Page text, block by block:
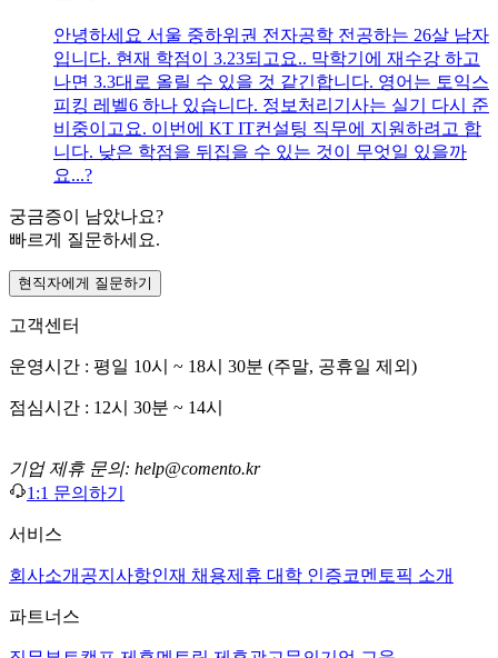
안녕하세요 서울 중하위권 전자공학 전공하는 26살 남자
입니다. 현재 학점이 3.23되고요.. 막학기에 재수강 하고
나면 3.3대로 올릴 수 있을 것 같긴합니다. 영어는 토익스
피킹 레벨6 하나 있습니다. 정보처리기사는 실기 다시 준
비중이고요. 이번에 KT IT컨설팅 직무에 지원하려고 합
니다. 낮은 학점을 뒤집을 수 있는 것이 무엇일 있을까
요...?
궁금증이 남았나요?
빠르게 질문하세요.
현직자에게 질문하기
고객센터
운영시간 : 평일 10시 ~ 18시 30분 (주말, 공휴일 제외)
점심시간 : 12시 30분 ~ 14시
기업 제휴 문의: help@comento.kr
1:1 문의하기
서비스
회사소개 공지사항인재 채용제휴 대학 인증코멘토픽 소개
파트너스